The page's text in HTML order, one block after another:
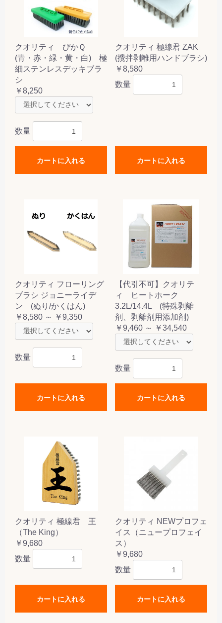
クオリティ ぴかＱ
(青・赤・緑・黄・白) 極
細ステンレスデッキブラ
シ
￥8,250
数量
カートに入れる
クオリティ 極線君 ZAK
(攪拌剥離用ハンドブラシ)
￥8,580
数量
カートに入れる
クオリティ フローリング
ブラシ ジョニーライデ
ン (ぬり/かくはん)
￥8,580 ～ ￥9,350
数量
カートに入れる
【代引不可】クオリテ
ィ ヒートホーク
3.2L/14.4L (特殊剥離
剤、剥離剤用添加剤)
￥9,460 ～ ￥34,540
数量
カートに入れる
クオリティ 極線君 王
（The King）
￥9,680
数量
カートに入れる
クオリティ NEWプロフェ
イス（ニュープロフェイ
ス）
￥9,680
数量
カートに入れる